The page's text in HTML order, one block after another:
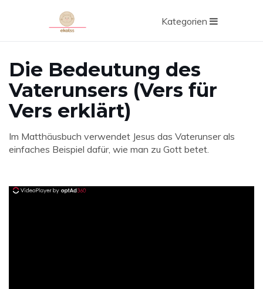
Kategorien
Die Bedeutung des
Vaterunsers (Vers für
Vers erklärt)
Im Matthäusbuch verwendet Jesus das Vaterunser als
einfaches Beispiel dafür, wie man zu Gott betet.